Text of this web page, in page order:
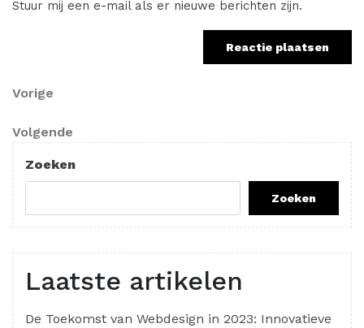
Stuur mij een e-mail als er nieuwe berichten zijn.
Berichtnavigatie
Vorig
Vorige
Volgend
bericht
Volgende
Zoeken
Zoeken
Laatste artikelen
De Toekomst van Webdesign in 2023: Innovatieve